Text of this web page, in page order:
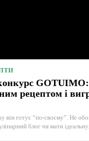
GOTUIMO:
рецептом і
він готує “по-своєму”. Не
блог чи мати ідеальну...